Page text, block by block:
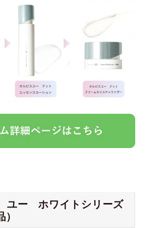
ユー ホワイトシリーズ